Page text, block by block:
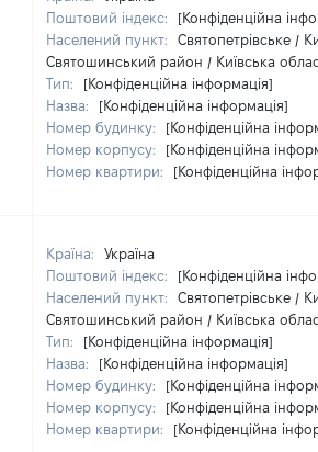
Поштовий індекс:
[Конфіденційна
Населений пункт:
Святопетрівське /
Святошинський район / Київська
Тип:
[Конфіденційна інформація]
Назва:
[Конфіденційна інформація]
Номер будинку:
[Конфіденційна
Номер корпусу:
[Конфіденційна
Номер квартири:
[Конфіденційна
Країна:
Україна
Поштовий індекс:
[Конфіденційна
Населений пункт:
Святопетрівське /
Святошинський район / Київська
Тип:
[Конфіденційна інформація]
Назва:
[Конфіденційна інформація]
Номер будинку:
[Конфіденційна
Номер корпусу:
[Конфіденційна
Номер квартири:
[Конфіденційна